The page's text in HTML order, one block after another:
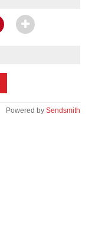
Powered by Sendsmith